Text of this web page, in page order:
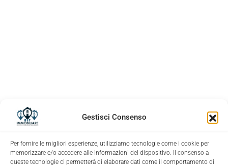
Gestisci Consenso
Per fornire le migliori esperienze, utilizziamo tecnologie come i cookie per
memorizzare e/o accedere alle informazioni del dispositivo. Il consenso a
queste tecnologie ci permetterà di elaborare dati come il comportamento di